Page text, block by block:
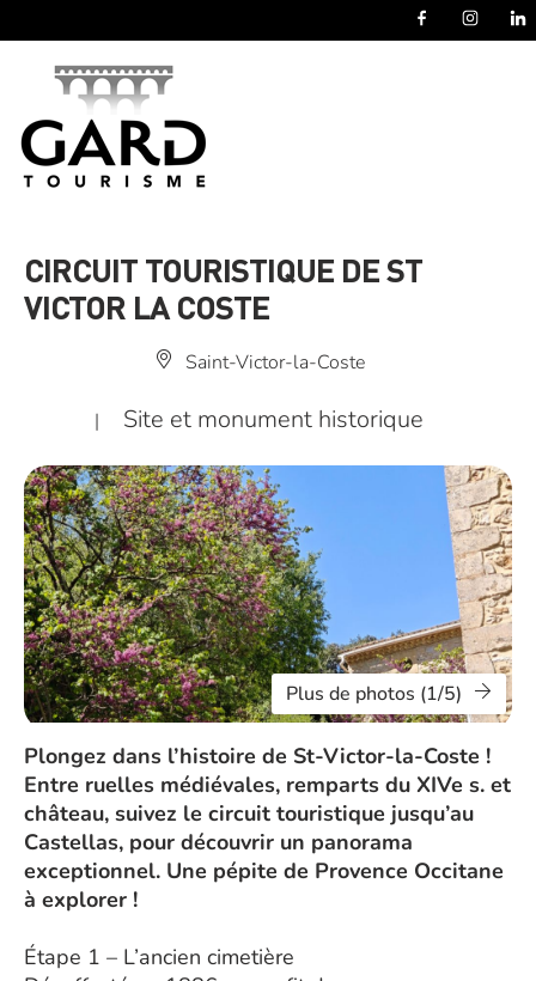
CIRCUIT TOURISTIQUE DE ST
VICTOR LA COSTE
Saint-Victor-la-Coste
| Site et monument historique
Plus de photos (1/5)
Plongez dans l’histoire de St-Victor-la-Coste !
Entre ruelles médiévales, remparts du XIVe s. et
château, suivez le circuit touristique jusqu’au
Castellas, pour découvrir un panorama
exceptionnel. Une pépite de Provence Occitane
à explorer !
Étape 1 – L’ancien cimetière